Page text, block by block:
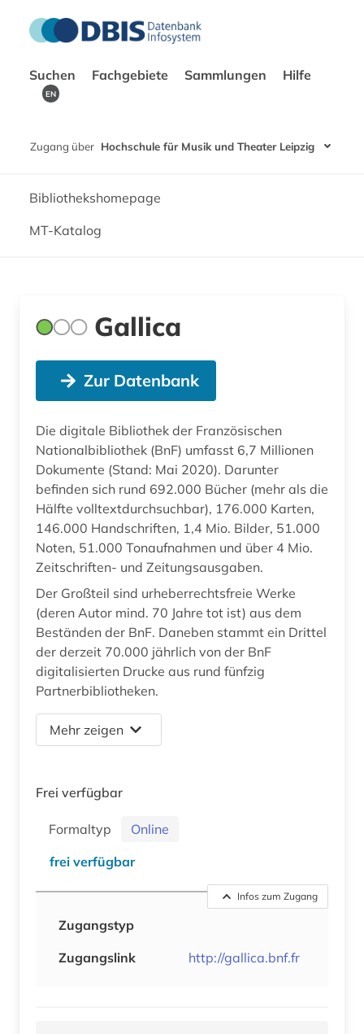
Suchen Fachgebiete Sammlungen Hilfe
EN
Zugang über Hochschule für Musik und Theater Leipzig
Bibliothekshomepage
MT-Katalog
Gallica
Zur Datenbank
Die digitale Bibliothek der Französischen
Nationalbibliothek (BnF) umfasst 6,7 Millionen
Dokumente (Stand: Mai 2020). Darunter
befinden sich rund 692.000 Bücher (mehr als die
Hälfte volltextdurchsuchbar), 176.000 Karten,
146.000 Handschriften, 1,4 Mio. Bilder, 51.000
Noten, 51.000 Tonaufnahmen und über 4 Mio.
Zeitschriften- und Zeitungsausgaben.
Der Großteil sind urheberrechtsfreie Werke
(deren Autor mind. 70 Jahre tot ist) aus dem
Beständen der BnF. Daneben stammt ein Drittel
der derzeit 70.000 jährlich von der BnF
digitalisierten Drucke aus rund fünfzig
Partnerbibliotheken.
Mehr zeigen
Frei verfügbar
Formaltyp
Online
frei verfügbar
Infos zum Zugang
Zugangstyp
Zugangslink
http://gallica.bnf.fr